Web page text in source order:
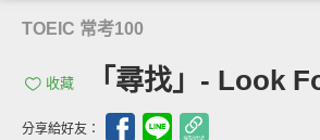
TOEIC 常考100
收藏 「尋找」- Look
分享給好友：